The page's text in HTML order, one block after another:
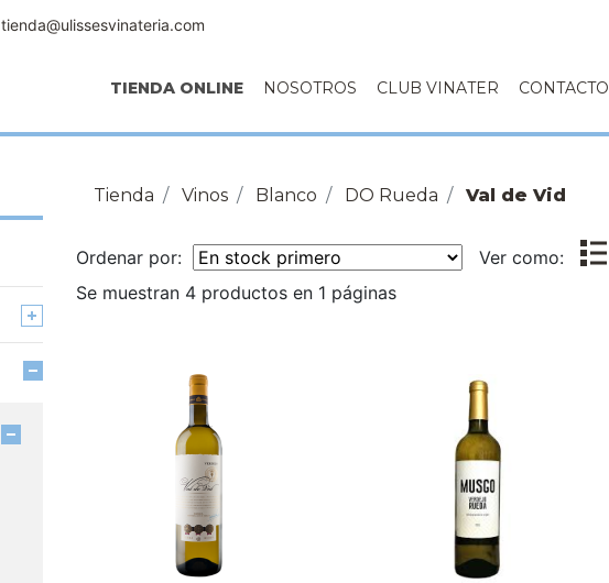
tienda@ulissesvinateria.com
TIENDA ONLINE NOSOTROS CLUB VINATER CONTACTO
Tienda Vinos Blanco DO Rueda Val de Vid
Ordenar por: Ver como:
Se muestran 4 productos en 1 páginas